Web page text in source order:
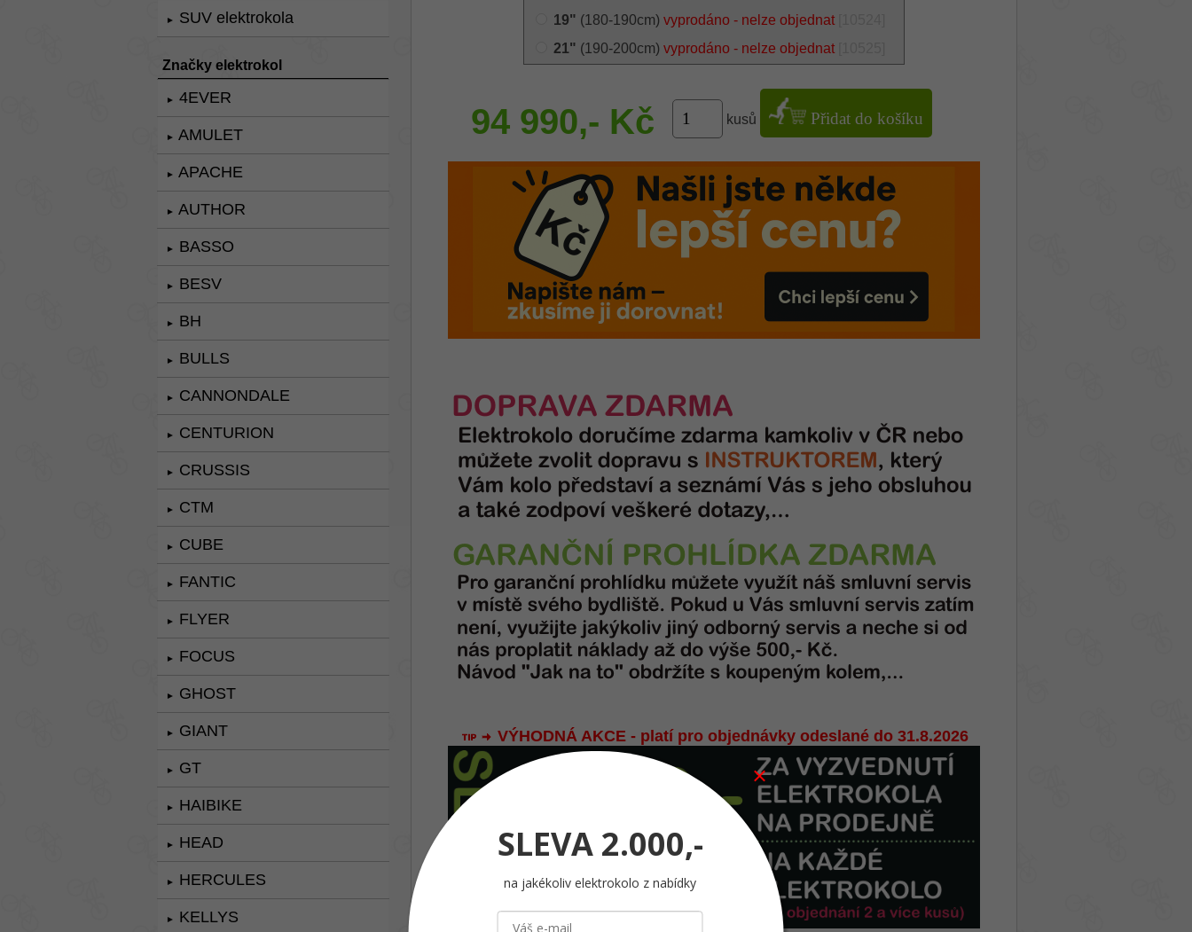
► SUV elektrokola
Značky elektrokol
► 4EVER
► AMULET
► APACHE
► AUTHOR
► BASSO
► BESV
► BH
► BULLS
► CANNONDALE
► CENTURION
► CRUSSIS
► CTM
► CUBE
► FANTIC
► FLYER
► FOCUS
► GHOST
► GIANT
► GT
► HAIBIKE
► HEAD
► HERCULES
► KELLYS
19" (180-190cm) vyprodáno - nelze objednat
21" (190-200cm) vyprodáno - nelze objednat
94 990,- Kč kusů Přidat do košíku
VÝHODNÁ AKCE - platí pro objednávky odeslané do 31.8.2026
SLEVA 2.000,-
na jakékoliv elektrokolo z nabídky